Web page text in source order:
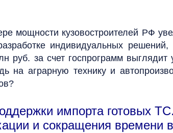
кузовостроителей РФ
индивидуальных
руб. за счет госпрограмм
аграрную технику и
импорта готовых
и сокращения времени